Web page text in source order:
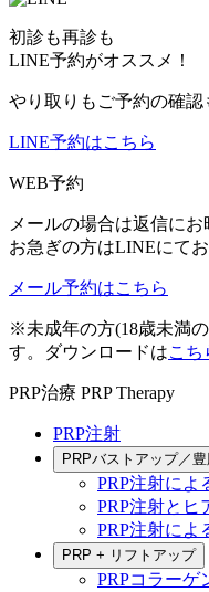
初診も再診も
LINE予約がオススメ！
やり取りもご予約の確認
LINE予約はこちら
WEB予約
メールの場合は返信に
お急ぎの方はLINEにて
メール予約はこちら
※未成年の方(18歳未満
す。ダウンロードはこち
PRP治療 PRP Therapy
PRP注射
PRPバストアップ／
PRP注射によ
PRP注射とヒ
PRP注射によ
PRP + リフトアップ
PRPコラーゲ